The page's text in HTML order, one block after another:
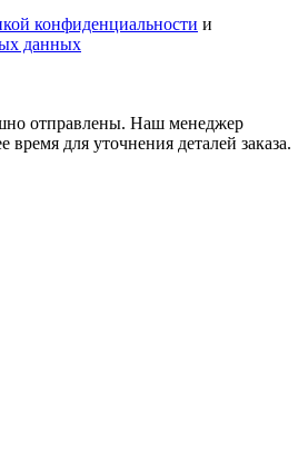
конфиденциальности и
данных
отправлены. Наш менеджер
для уточнения деталей заказа.